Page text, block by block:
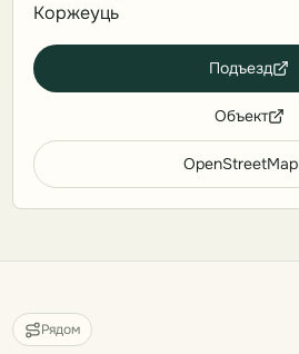
Коржеуць
Подъезд
Объект
OpenStreetMap
Рядом